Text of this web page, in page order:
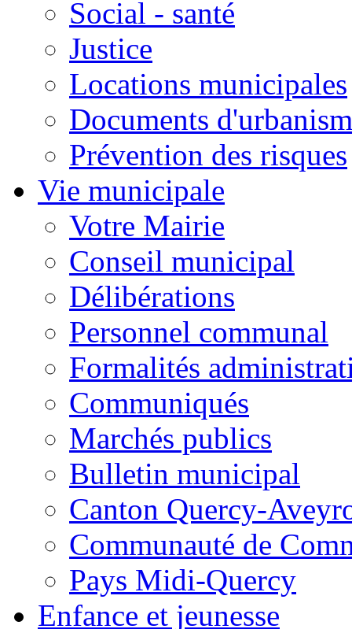
Social - santé
Justice
Locations municipales
Documents
Prévention des risques
Vie municipale
Votre Mairie
Conseil municipal
Délibérations
Personnel communal
Formalités
Communiqués
Marchés publics
Bulletin municipal
Canton Quercy-
Communauté de
Pays Midi-Quercy
Enfance et jeunesse